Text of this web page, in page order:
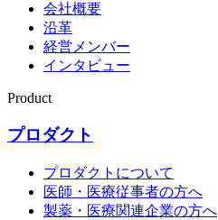
会社概要
沿革
経営メンバー
インタビュー
Product
プロダクト
プロダクトについて
医師・医療従事者の方へ
製薬・医療関連企業の方へ